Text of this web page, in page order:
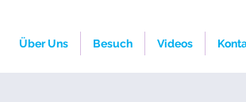
Über Uns Besuch Videos